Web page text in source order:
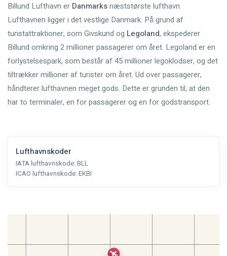
Billund Lufthavn er Danmarksnæststørste lufthavn.
Lufthavnen ligger i det vestlige Danmark. På grund af
turistattraktioner, som Givskund og Legoland, ekspederer
Billund omkring 2 millioner passagerer om året. Legoland er en
forlystelsespark, som består af 45 millioner legoklodser, og det
tiltrækker millioner af turister om året. Ud over passagerer,
håndterer lufthavnen meget gods. Dette er grunden til, at den
har to terminaler, en for passagerer og en for godstransport.
Lufthavnskoder
IATA lufthavnskode:BLL
ICAO lufthavnskode:EKBI